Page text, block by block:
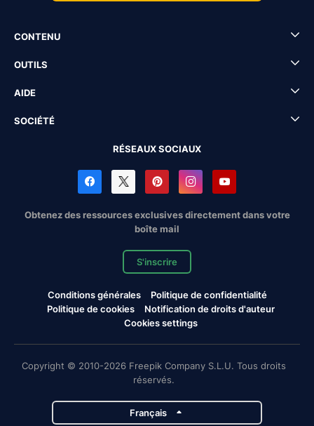
CONTENU
OUTILS
AIDE
SOCIÉTÉ
RÉSEAUX SOCIAUX
Obtenez des ressources exclusives directement dans votre
boîte mail
S'inscrire
Conditions générales
Politique de confidentialité
Politique de cookies
Notification de droits d'auteur
Cookies settings
Copyright © 2010-2026 Freepik Company S.L.U. Tous droits
réservés.
Français